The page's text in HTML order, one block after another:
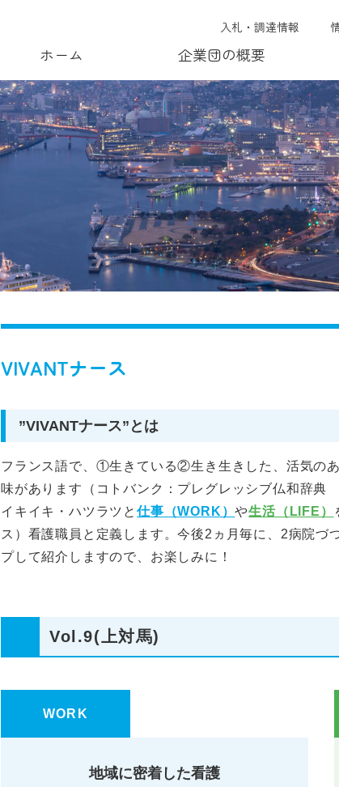
ホーム 企業団の概要
入札・調達情報
VIVANTナース
”VIVANTナース”とは
フランス語で、①生きている②生き生きした、活気
味があります（コトバンク：プレグレッシブ仏和辞
イキイキ・ハツラツと仕事（WORK）や生活（LIFE）
ス）看護職員と定義します。今後2ヵ月毎に、2病院づ
プして紹介しますので、お楽しみに！
Vol.9(上対馬)
WORK
地域に密着した看護